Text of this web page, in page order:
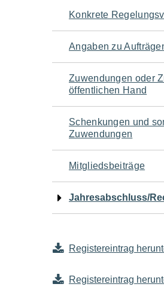
Konkrete
Angaben zu
Zuwendungen oder
öffentlichen Hand
Schenkungen und
Zuwendungen
Mitgliedsbeiträge
Jahresabschluss/
Registereintrag
Registereintrag